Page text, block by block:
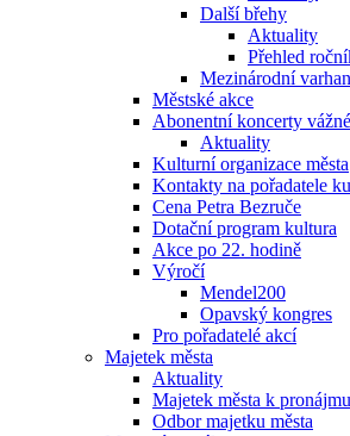
Další břehy
Aktuality
Přehled
Mezinárodní
Městské akce
Abonentní koncerty
Aktuality
Kulturní organizace města
Kontakty na pořadatele
Cena Petra Bezruče
Dotační program kultura
Akce po 22. hodině
Výročí
Mendel200
Opavský kongres
Pro pořadatelé akcí
Majetek města
Aktuality
Majetek města k
Odbor majetku města